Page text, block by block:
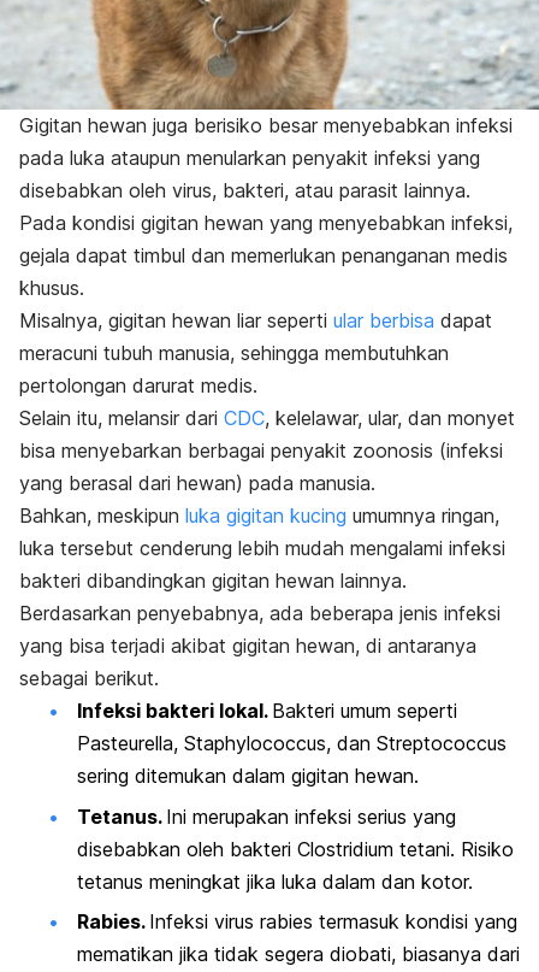
Gigitan hewan juga berisiko besar menyebabkan infeksi
pada luka ataupun menularkan penyakit infeksi yang
disebabkan oleh virus, bakteri, atau parasit lainnya.
Pada kondisi gigitan hewan yang menyebabkan infeksi,
gejala dapat timbul dan memerlukan penanganan medis
khusus.
Misalnya, gigitan hewan liar seperti ular berbisa dapat
meracuni tubuh manusia, sehingga membutuhkan
pertolongan darurat medis.
Selain itu, melansir dari CDC, kelelawar, ular, dan monyet
bisa menyebarkan berbagai penyakit zoonosis (infeksi
yang berasal dari hewan) pada manusia.
Bahkan, meskipun luka gigitan kucing umumnya ringan,
luka tersebut cenderung lebih mudah mengalami infeksi
bakteri dibandingkan gigitan hewan lainnya.
Berdasarkan penyebabnya, ada beberapa jenis infeksi
yang bisa terjadi akibat gigitan hewan, di antaranya
sebagai berikut.
Infeksi bakteri lokal. Bakteri umum seperti
Pasteurella, Staphylococcus, dan Streptococcus
sering ditemukan dalam gigitan hewan.
Tetanus. Ini merupakan infeksi serius yang
disebabkan oleh bakteri Clostridium tetani. Risiko
tetanus meningkat jika luka dalam dan kotor.
Rabies. Infeksi virus rabies termasuk kondisi yang
mematikan jika tidak segera diobati, biasanya dari